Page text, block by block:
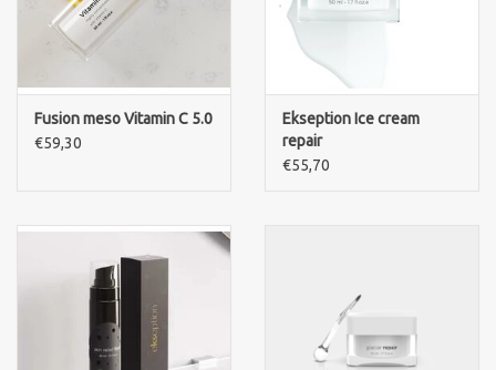
Fusion meso Vitamin C 5.0
€59,30
Ekseption Ice cream
repair
€55,70